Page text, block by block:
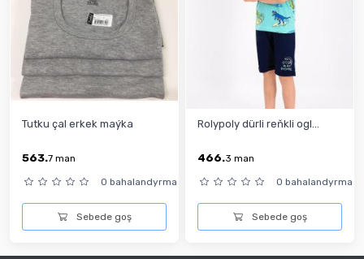
Tutku çal erkek maýka
563.7 man
0 bahalandyrma
Sebede goş
Rolypoly dürli reňkli ogl...
466.3 man
0 bahalandyrma
Sebede goş